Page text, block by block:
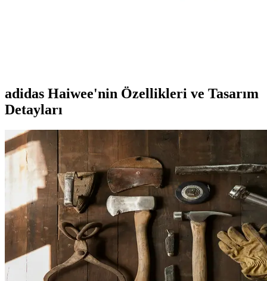
adidas Haiwee'nin Özellikleri ve Tasarım
Detayları